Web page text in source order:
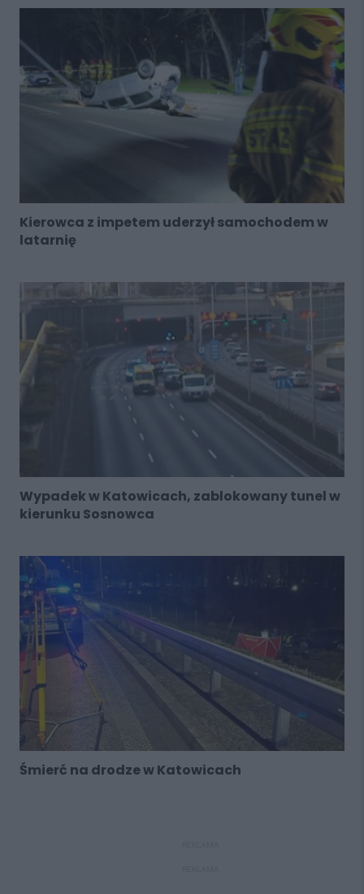
Kierowca z impetem uderzył samochodem w
latarnię
Wypadek w Katowicach, zablokowany tunel w
kierunku Sosnowca
Śmierć na drodze w Katowicach